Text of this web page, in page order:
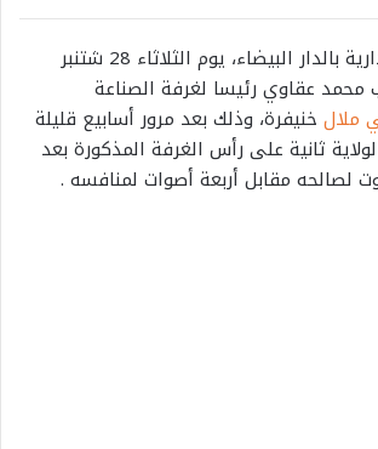
قضت المحكمة الإدارية بالدار البيضاء، يوم الثلاثاء 28 شتنبر
محمد عقاوي رئيسا لغرفة الصناعة
ملال خنيفرة، وذلك بعد مرور أسابيع قليلة
ثانية على رأس الغرفة المذكورة بعد